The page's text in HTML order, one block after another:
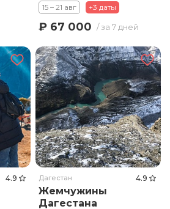
15 – 21 авг +3 даты
₽ 67 000 / за 7 дней
4.9 Дагестан 4.9
Жемчужины
Дагестана